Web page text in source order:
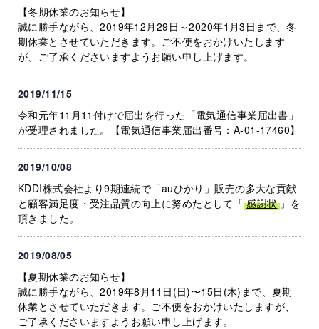
【冬期休業のお知らせ】
誠に勝手ながら、2019年12月29日～2020年1月3日まで、冬
期休業とさせていただきます。ご不便をおかけいたします
が、ご了承くださいますようお願い申し上げます。
2019/11/15
令和元年11月11付けで届出を行った「電気通信事業届出書」
が受理されました。【電気通信事業届出番号：A-01-17460】
2019/10/08
KDDI株式会社より9期連続で「auひかり」販売の多大な貢献
と顧客満足度・受注品質の向上に努めたとして「 感謝状 」を
頂きました。
2019/08/05
【夏期休業のお知らせ】
誠に勝手ながら、2019年8月11日(日)〜15日(木)まで、夏期
休業とさせていただきます。ご不便をおかけいたしますが、
ご了承くださいますようお願い申し上げます。